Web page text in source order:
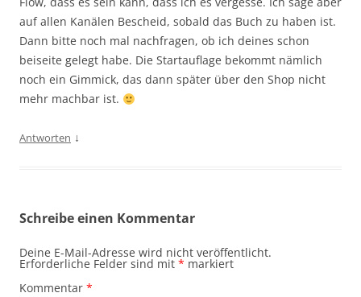
auf allen Kanälen Bescheid, sobald das Buch zu haben ist.
Dann bitte noch mal nachfragen, ob ich deines schon
beiseite gelegt habe. Die Startauflage bekommt nämlich
noch ein Gimmick, das dann später über den Shop nicht
mehr machbar ist.
Antworten ↓
Schreibe einen Kommentar
Deine E-Mail-Adresse wird nicht veröffentlicht.
Erforderliche Felder sind mit * markiert
Kommentar *